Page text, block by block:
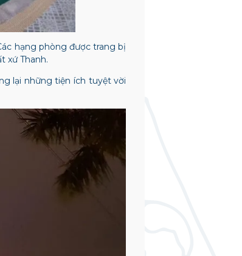
hạng phòng được trang bị
xứ Thanh.
lại những tiện ích tuyệt vời